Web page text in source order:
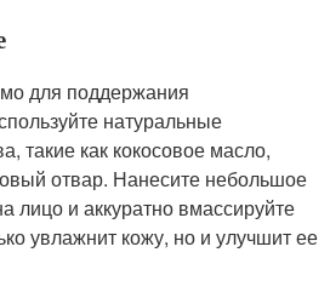
для поддержания
натуральные
такие как кокосовое масло,
отвар. Нанесите небольшое
лицо и аккуратно вмассируйте
увлажнит кожу, но и улучшит ее